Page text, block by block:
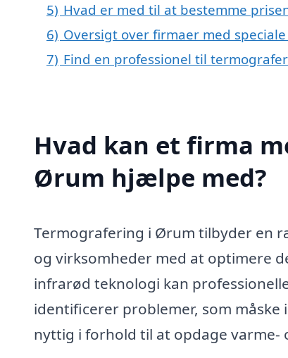
5) Hvad er med til at bestemme
6) Oversigt over firmaer med
7) Find en professionel til
Hvad kan et firma
Ørum hjælpe med?
Termografering i Ørum tilbyder en
og virksomheder med at optimere
infrarød teknologi kan
identificerer problemer, som
nyttig i forhold til at opdage varme-